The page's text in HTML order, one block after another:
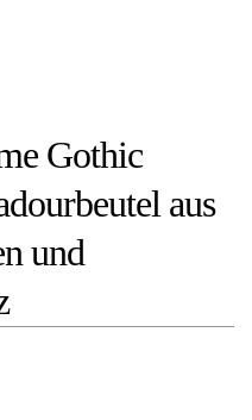
Gothic
aus
und